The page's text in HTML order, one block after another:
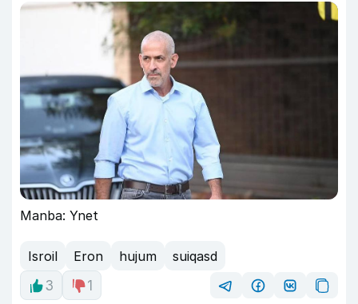
Manba: Ynet
Isroil Eron hujum
suiqasd
3
1